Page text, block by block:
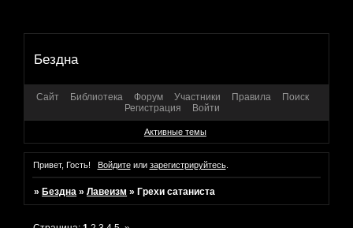
Бездна
Сайт Библиотека Форум Участники Правила
Поиск
Регистрация
Войти
Активные темы
Привет, Гость! Войдитеили зарегистрируйтесь.
»Бездна »Лавеизм »Грехи сатаниста